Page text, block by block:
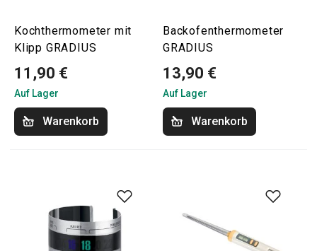
Kochthermometer mit
Klipp GRADIUS
11,90 €
Auf Lager
Warenkorb
Backofenthermometer
GRADIUS
13,90 €
Auf Lager
Warenkorb